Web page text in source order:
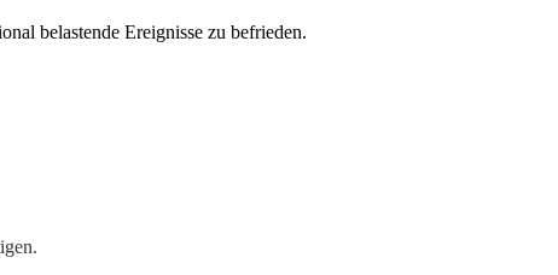
belastende Ereignisse zu befrieden.